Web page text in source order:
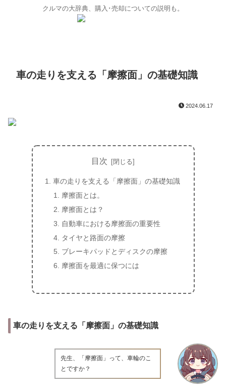
クルマの大辞典、購入･売却についての説明も。
車の走りを支える「摩擦面」の基礎知識
2024.06.17
目次
車の走りを支える「摩擦面」の基礎知識
摩擦面とは。
摩擦面とは？
自動車における摩擦面の重要性
タイヤと路面の摩擦
ブレーキパッドとディスクの摩擦
摩擦面を最適に保つには
車の走りを支える「摩擦面」の基礎知識
先生、「摩擦面」って、車輪のこ
とですか？